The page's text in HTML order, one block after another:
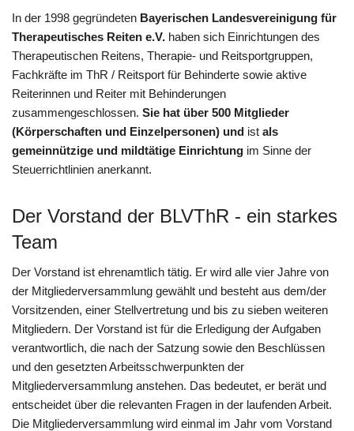
In der 1998 gegründeten Bayerischen Landesvereinigung für
Therapeutisches Reiten e.V. haben sich Einrichtungen des
Therapeutischen Reitens, Therapie- und Reitsportgruppen,
Fachkräfte im ThR / Reitsport für Behinderte sowie aktive
Reiterinnen und Reiter mit Behinderungen
zusammengeschlossen. Sie hat über 500 Mitglieder
(Körperschaften und Einzelpersonen) und ist als
gemeinnützige und mildtätige Einrichtung im Sinne der
Steuerrichtlinien anerkannt.
Der Vorstand der BLVThR - ein starkes
Team
Der Vorstand ist ehrenamtlich tätig. Er wird alle vier Jahre von
der Mitgliederversammlung gewählt und besteht aus dem/der
Vorsitzenden, einer Stellvertretung und bis zu sieben weiteren
Mitgliedern. Der Vorstand ist für die Erledigung der Aufgaben
verantwortlich, die nach der Satzung sowie den Beschlüssen
und den gesetzten Arbeitsschwerpunkten der
Mitgliederversammlung anstehen. Das bedeutet, er berät und
entscheidet über die relevanten Fragen in der laufenden Arbeit.
Die Mitgliederversammlung wird einmal im Jahr vom Vorstand